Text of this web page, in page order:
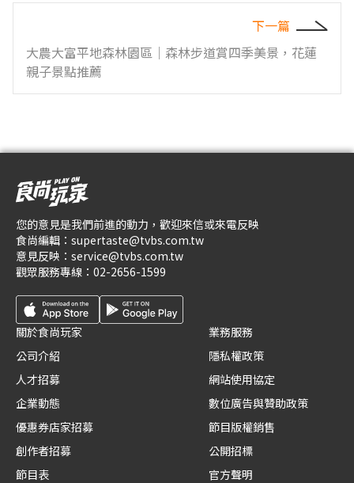
下一篇
大農大富平地森林園區｜森林步道賞四季美景，花蓮
親子景點推薦
您的意見是我們前進的動力，歡迎來信或來電反映
食尚編輯： supertaste@tvbs.com.tw
意見反映： service@tvbs.com.tw
觀眾服務專線： 02-2656-1599
關於食尚玩家
公司介紹
人才招募
企業動態
優惠券店家招募
創作者招募
節目表
業務服務
隱私權政策
網站使用協定
數位廣告與贊助政策
節目版權銷售
公開招標
官方聲明